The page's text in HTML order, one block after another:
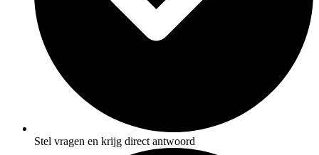
Stel vragen en krijg direct antwoord